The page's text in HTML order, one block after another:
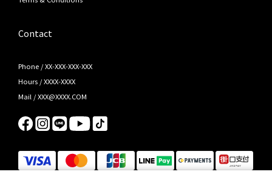
Contact
Phone / XX-XXX-XXX-XXX
Hours / XXXX-XXXX
Mail / XXX@XXXX.COM